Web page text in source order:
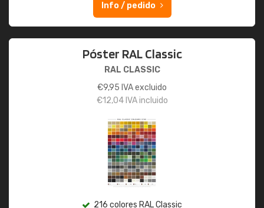
Info / pedido
Póster RAL Classic
RAL CLASSIC
€9,95 IVA excluido
€12,04IVA incluido
216 colores RAL Classic